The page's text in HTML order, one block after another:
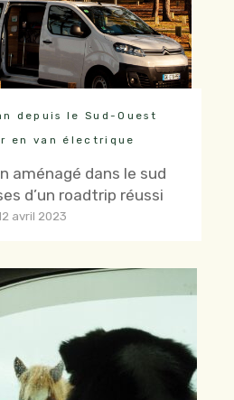
depuis le Sud-Ouest
en van électrique
aménagé dans le sud
d’un roadtrip réussi
avril 2023